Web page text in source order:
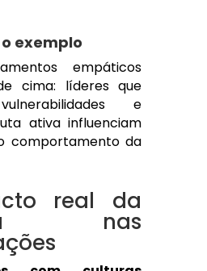
exemplo
empáticos
cima: líderes que
e
ativa influenciam
comportamento da
real da
nas